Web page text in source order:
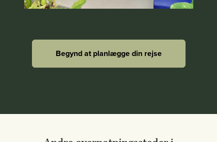
Begynd at planlægge din rejse